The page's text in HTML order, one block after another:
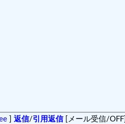
] 返信/引用返信[メール受信/OFF]